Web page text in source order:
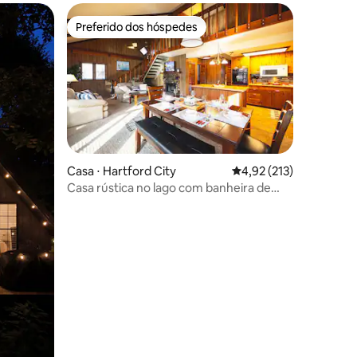
hóspedes Preferido dos hóspedes
Preferido dos hóspedes
Casa ⋅ Hartford City 4,92 de uma avaliação
4,92 (213)
Casa rústica no lago com banheira de